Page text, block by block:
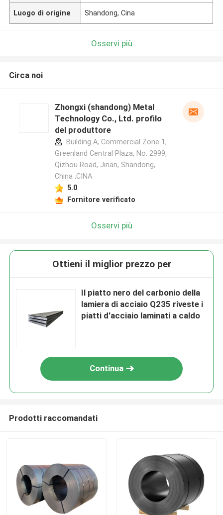
Luogo di origine Shandong, Cina
Osservi più
Circa noi
Zhongxi (shandong) Metal
Technology Co., Ltd. profilo
del produttore
Building A, Commercial Zone 1,
Greenland Central Plaza, No. 2999,
Qizhou Road, Jinan, Shandong,
China ,CINA
5.0
Fornitore verificato
Osservi più
Ottieni il miglior prezzo per
Il piatto nero del carbonio della
lamiera di acciaio Q235 riveste i
piatti d'acciaio laminati a caldo
Continua
Prodotti raccomandati